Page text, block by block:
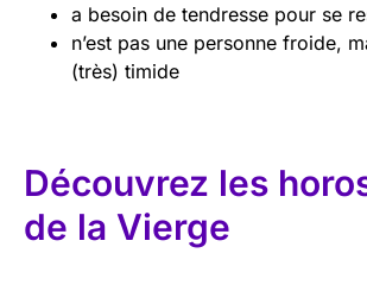
a besoin de tendresse pour se
n’est pas une personne froide,
(très) timide
Découvrez les
de la Vierge